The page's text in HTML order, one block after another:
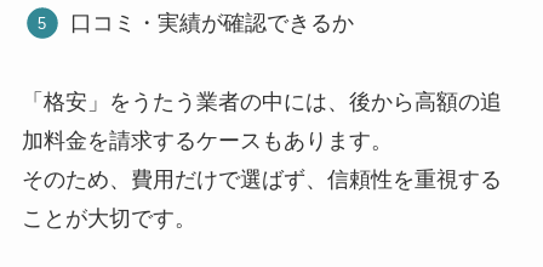
口コミ・実績が確認できるか
「格安」をうたう業者の中には、後から高額の追
加料金を請求するケースもあります。
そのため、費用だけで選ばず、信頼性を重視する
ことが大切です。